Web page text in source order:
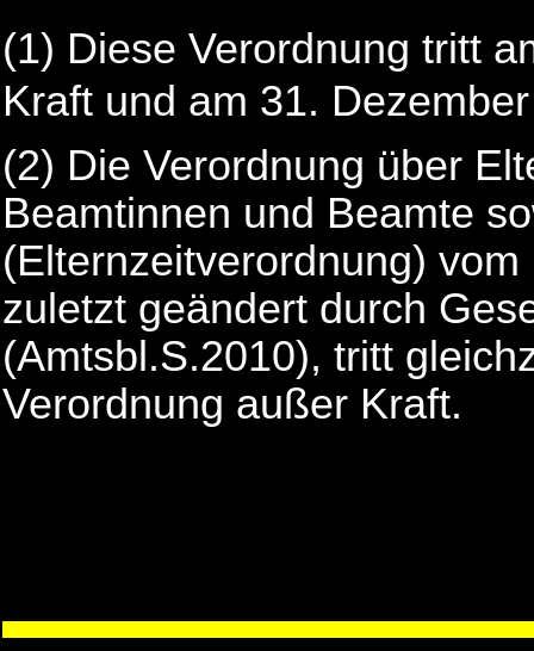
(1) Diese Verordnung tritt
Kraft und am 31.
(2) Die Verordnung über
Beamtinnen und Beamte
(Elternzeitverordnung)
zuletzt geändert durch
(Amtsbl.S.2010), tritt
Verordnung außer Kraft.